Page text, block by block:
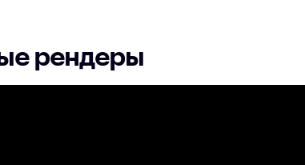
рендеры